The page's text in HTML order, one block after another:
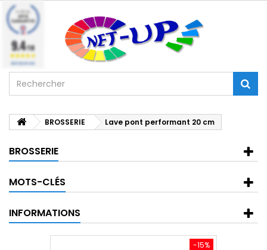
BROSSERIE Lave pont performant 20 cm
BROSSERIE
MOTS-CLÉS
INFORMATIONS
-15%
9.4/10